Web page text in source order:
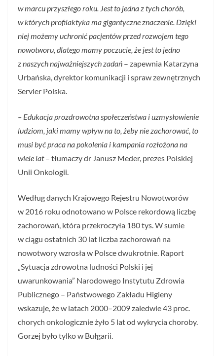
w marcu przyszłego roku. Jest to jedna z tych chorób,
w których profilaktyka ma gigantyczne znaczenie. Dzięki
niej możemy uchronić pacjentów przed rozwojem tego
nowotworu, dlatego mamy poczucie, że jest to jedno
z naszych najważniejszych zadań – zapewnia Katarzyna
Urbańska, dyrektor komunikacji i spraw zewnętrznych
Servier Polska.
– Edukacja prozdrowotna społeczeństwa i uzmysłowienie
ludziom, jaki mamy wpływ na to, żeby nie zachorować, to
musi być praca na pokolenia i kampania rozłożona na
wiele lat– tłumaczy dr Janusz Meder, prezes Polskiej
Unii Onkologii.
Według danych Krajowego Rejestru Nowotworów
w 2016 roku odnotowano w Polsce rekordową liczbę
zachorowań, która przekroczyła 180 tys. W sumie
w ciągu ostatnich 30 lat liczba zachorowań na
nowotwory wzrosła w Polsce dwukrotnie. Raport
„Sytuacja zdrowotna ludności Polski i jej
uwarunkowania” Narodowego Instytutu Zdrowia
Publicznego – Państwowego Zakładu Higieny
wskazuje, że w latach 2000–2009 zaledwie 43 proc.
chorych onkologicznie żyło 5 lat od wykrycia choroby.
Gorzej było tylko w Bułgarii.